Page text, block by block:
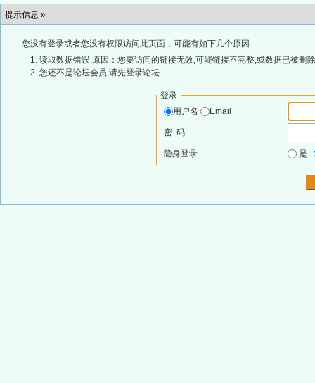
提示信息 »
您没有登录或者您没有权限访问此页面，可能有如下几个原因:
读取数据错误,原因：您要访问的链接无效,可能链接不完整,或数据已被删
您还不是论坛会员,请先登录论坛
登录
用户名
Email
密 码
隐身登录 是